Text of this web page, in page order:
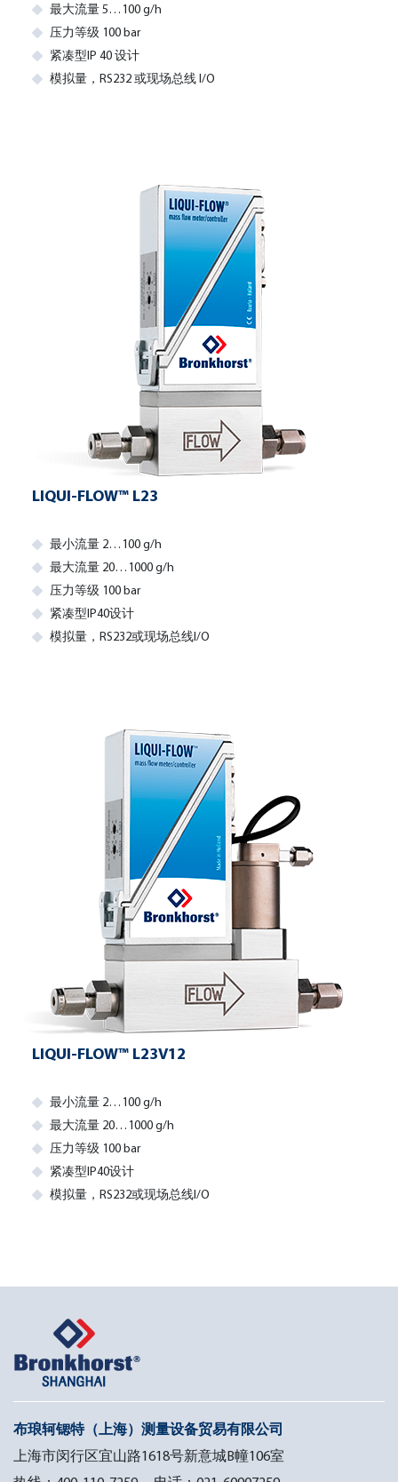
最大流量 5…100 g/h
压力等级 100 bar
紧凑型IP 40 设计
模拟量，RS232 或现场总线 I/O
LIQUI-FLOW™ L23
最小流量 2…100 g/h
最大流量 20…1000 g/h
压力等级 100 bar
紧凑型IP40设计
模拟量，RS232或现场总线I/O
LIQUI-FLOW™ L23V12
最小流量 2…100 g/h
最大流量 20…1000 g/h
压力等级 100 bar
紧凑型IP40设计
模拟量，RS232或现场总线I/O
布琅轲锶特（上海）测量设备贸易有限公司
上海市闵行区宜山路1618号新意城B幢106室